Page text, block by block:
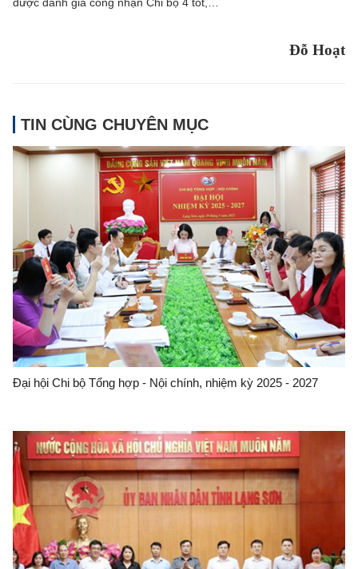
Đỗ Hoạt
TIN CÙNG CHUYÊN MỤC
Đại hội Chi bộ Tổng hợp - Nội chính, nhiệm kỳ 2025 - 2027